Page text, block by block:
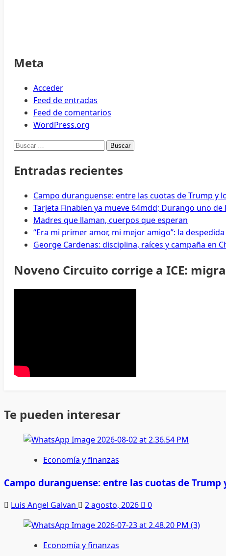
Meta
Acceder
Feed de entradas
Feed de comentarios
WordPress.org
Buscar:
Entradas recientes
Campo duranguense: entre las cuotas de Trump y
Tarjeta Finabien ya mueve 64mdd; Durango uno
Madres que llaman, cuerpos que esperan
“Era mi primer amor, mi mejor amigo”: la
George Cardenas: disciplina, raíces y campaña en
Noveno Circuito corrige a ICE:
Te pueden interesar
Economía y finanzas
Campo duranguense: entre las cuotas de
Luis Angel Galvan 2 agosto, 2026 0
Economía y finanzas